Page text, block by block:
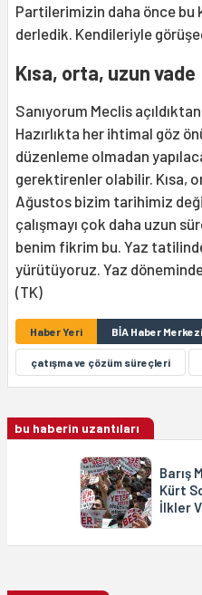
Partilerimizin daha önce bu
derledik. Kendileriyle
Kısa, orta, uzun vade
Sanıyorum Meclis
Hazırlıkta her ihtimal göz
düzenleme olmadan
gerektirenler olabilir. Kısa,
Ağustos bizim tarihimiz
çalışmayı çok daha uzun
benim fikrim bu. Yaz
yürütüyoruz. Yaz
(TK)
Haber Yeri BİA Haber Merkezi
çatışma ve çözüm süreçleri
bu haberin uzantıları
Barış
Kürt
İlkler